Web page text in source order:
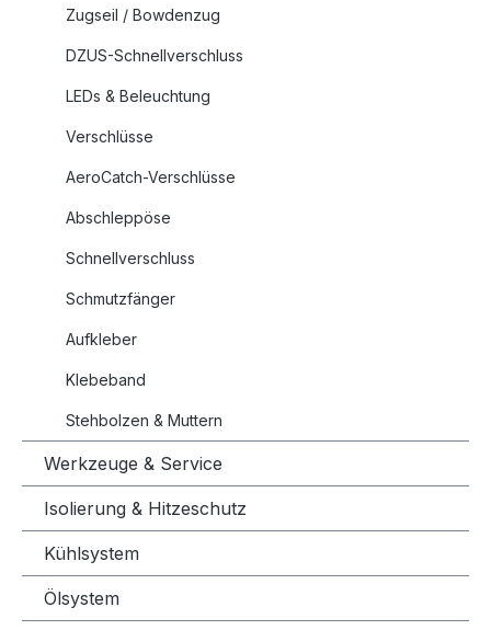
Zugseil / Bowdenzug
DZUS-Schnellverschluss
LEDs & Beleuchtung
Verschlüsse
AeroCatch-Verschlüsse
Abschleppöse
Schnellverschluss
Schmutzfänger
Aufkleber
Klebeband
Stehbolzen & Muttern
Werkzeuge & Service
Isolierung & Hitzeschutz
Kühlsystem
Ölsystem